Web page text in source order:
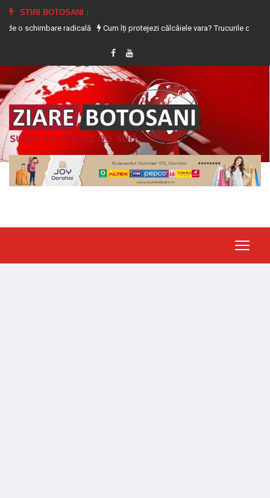
STIRI BOTOSANI :
radicală
Cum îți protejezi călcâiele vara? Trucurile care previn